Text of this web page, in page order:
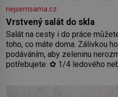
nejsemsama.cz
Vrstvený salát do skla
Salát na cesty i do práce
toho, co máte doma. Zálivkou
podáváním, aby zeleninu
potřebujete: ✿ 1/4 ledového
2 rajčata Zálivka: ✿ 4 lžíce